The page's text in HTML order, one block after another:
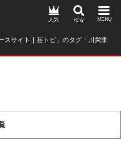
スサイト｜芸トピ」のタグ「川栄李
人気